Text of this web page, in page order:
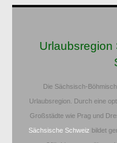
Die Sächsisch-
Urlaubsregion. Durch eine
Großstädte wie Prag und
Sächsische Schweiz bildet